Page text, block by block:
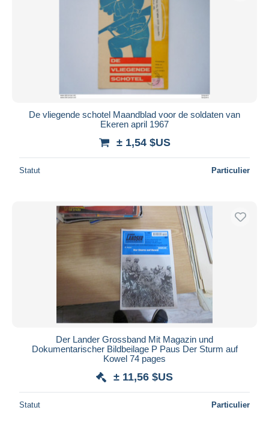
De vliegende schotel Maandblad voor de soldaten van
Ekeren april 1967
± 1,54 $US
Statut Particulier
Der Lander Grossband Mit Magazin und
Dokumentarischer Bildbeilage P Paus Der Sturm auf
Kowel 74 pages
± 11,56 $US
Statut Particulier